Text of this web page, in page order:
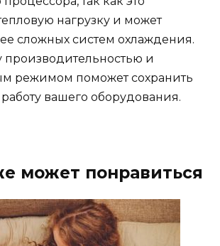
нагрузку и может
сложных систем охлаждения.
и
режимом поможет сохранить
вашего оборудования.
может понравиться